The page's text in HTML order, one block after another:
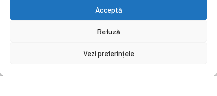
Acceptă
Refuză
Vezi preferințele